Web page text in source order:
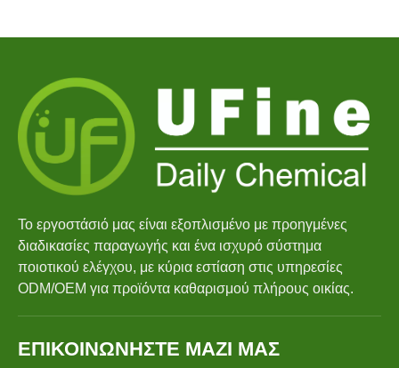
Το εργοστάσιό μας είναι εξοπλισμένο με προηγμένες
διαδικασίες παραγωγής και ένα ισχυρό σύστημα
ποιοτικού ελέγχου, με κύρια εστίαση στις υπηρεσίες
ODM/OEM για προϊόντα καθαρισμού πλήρους οικίας.
ΕΠΙΚΟΙΝΩΝΗΣΤΕ ΜΑΖΙ ΜΑΣ